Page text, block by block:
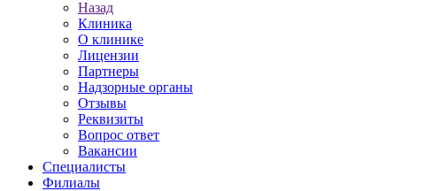
Назад
Клиника
О клинике
Лицензии
Партнеры
Надзорные органы
Отзывы
Реквизиты
Вопрос ответ
Вакансии
Специалисты
Филиалы